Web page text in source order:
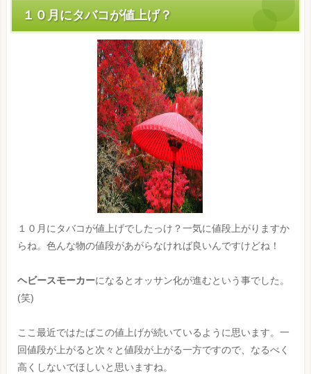
１０月にタバコが値上げ？
１０月にタバコが値上げでしたっけ？一気に値段上がりますか
らね。色んな物の値段があがらなければ良いんですけどね！
ヘビースモーカーになるとオッサン化が進むという事でした。
(笑)
ここ最近ではたばこの値上げが続いているように思います。一
回値段が上がると次々と値段が上がる一方ですので、なるべく
高くしないでほしいと思いますね。